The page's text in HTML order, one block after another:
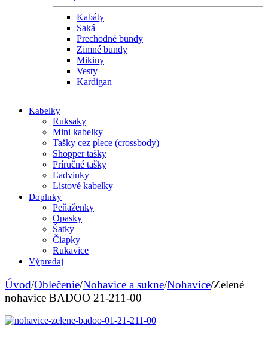
Kabáty
Saká
Prechodné bundy
Zimné bundy
Mikiny
Vesty
Kardigan
Kabelky
Ruksaky
Mini kabelky
Tašky cez plece (crossbody)
Shopper tašky
Príručné tašky
Ľadvinky
Listové kabelky
Doplnky
Peňaženky
Opasky
Šatky
Čiapky
Rukavice
Výpredaj
Úvod/Oblečenie/Nohavice a sukne/Nohavice/Zelené
nohavice BADOO 21-211-00